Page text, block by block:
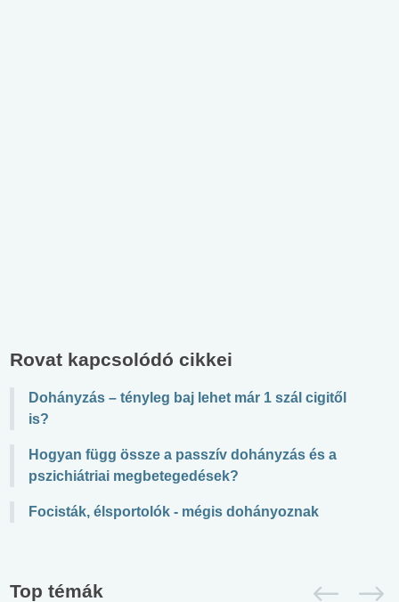
Rovat kapcsolódó cikkei
Dohányzás – tényleg baj lehet már 1 szál cigitől
is?
Hogyan függ össze a passzív dohányzás és a
pszichiátriai megbetegedések?
Focisták, élsportolók - mégis dohányoznak
Top témák